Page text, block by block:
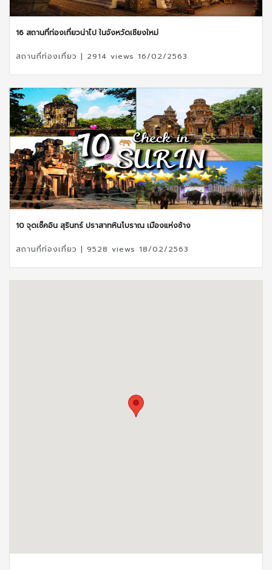
16 สถานที่ท่องเที่ยวน่าไป ในจังหวัดเชียงใหม่
สถานที่ท่องเที่ยว | 2914 views 16/02/2563
10 จุดเช็คอิน สุรินทร์ ปราสาทหินโบราณ เมืองแห่งช้าง
สถานที่ท่องเที่ยว | 9528 views 18/02/2563